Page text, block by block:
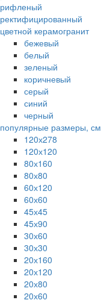
рифленый
ректифицированный
цветной керамогранит
бежевый
белый
зеленый
коричневый
серый
синий
черный
популярные размеры, см
120х278
120х120
80х160
80х80
60х120
60х60
45х45
45х90
30х60
30х30
20х160
20х120
20х80
20х60